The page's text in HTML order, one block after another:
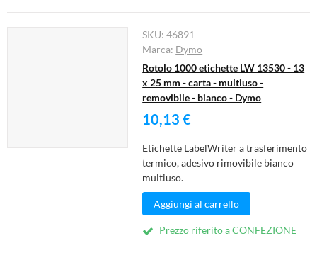
SKU:46891
Marca: Dymo
Rotolo 1000 etichette LW 13530 - 13
x 25 mm - carta - multiuso -
removibile - bianco - Dymo
10,13 €
Etichette LabelWriter a trasferimento
termico, adesivo rimovibile bianco
multiuso.
Aggiungi al carrello
Prezzo riferito a CONFEZIONE